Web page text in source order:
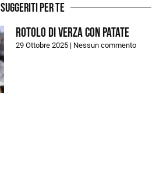
Suggeriti per te
Rotolo di verza con patate
29 Ottobre 2025 Nessun commento